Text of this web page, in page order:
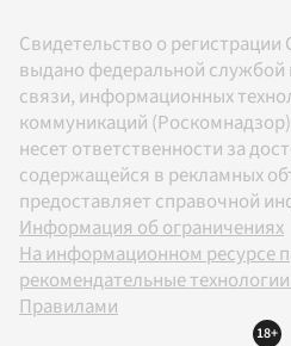
Свидетельство о
выдано федеральной службой
связи, информационных
коммуникаций (Роскомнадзор)
несет ответственности за
содержащейся в рекламных
предоставляет справочной
Информация об ограничениях
На информационном ресурсе
рекомендательные
Правилами
18+